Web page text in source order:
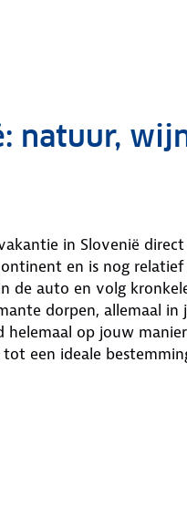
natuur,
in Slovenië
en is nog
de auto en volg
dorpen, allemaal in
op jouw
een ideale